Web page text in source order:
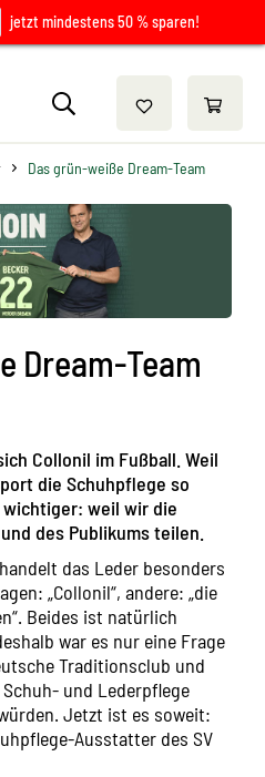
jetzt mindestens 50 % sparen!
Das grün-weiße Dream-Team
Dream-Team
Collonil im Fußball. Weil
die Schuhpflege so
weil wir die
des Publikums teilen.
das Leder besonders
„Collonil“, andere: „die
Beides ist natürlich
war es nur eine Frage
Traditionsclub und
und Lederpflege
Jetzt ist es soweit:
Ausstatter des SV